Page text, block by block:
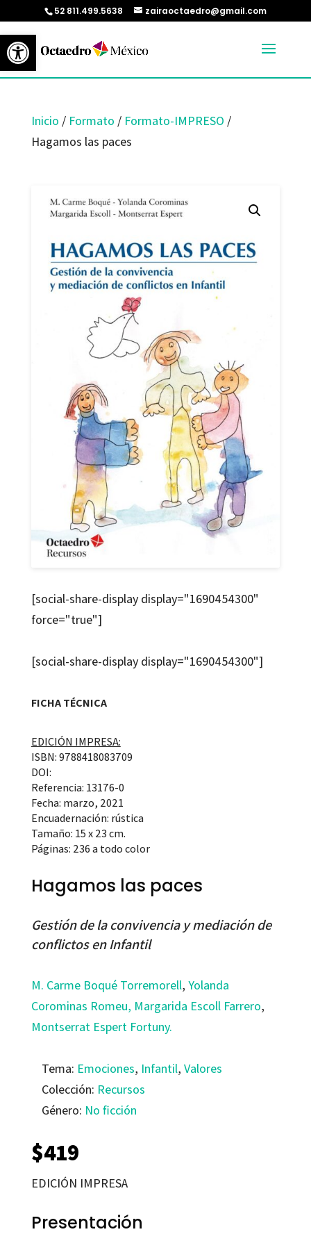
Abrir barra de herramientas
52 811.499.5638 zairaoctaedro@gmail.com
Inicio / Formato / Formato-IMPRESO /
Hagamos las paces
[social-share-display display="1690454300"
force="true"]
[social-share-display display="1690454300"]
FICHA TÉCNICA
EDICIÓN IMPRESA:
ISBN: 9788418083709
DOI:
Referencia: 13176-0
Fecha: marzo, 2021
Encuadernación: rústica
Tamaño: 15 x 23 cm.
Páginas: 236 a todo color
Hagamos las paces
Gestión de la convivencia y mediación de
conflictos en Infantil
M. Carme Boqué Torremorell, Yolanda
Corominas Romeu, Margarida Escoll Farrero,
Montserrat Espert Fortuny.
Tema: Emociones, Infantil, Valores
Colección: Recursos
Género: No ficción
$419
EDICIÓN IMPRESA
Presentación